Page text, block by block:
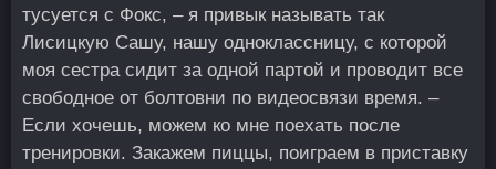
тусуется с Фокс, – я привык называть так
Лисицкую Сашу, нашу одноклассницу, с которой
моя сестра сидит за одной партой и проводит все
свободное от болтовни по видеосвязи время. –
Если хочешь, можем ко мне поехать после
тренировки. Закажем пиццы, поиграем в приставку